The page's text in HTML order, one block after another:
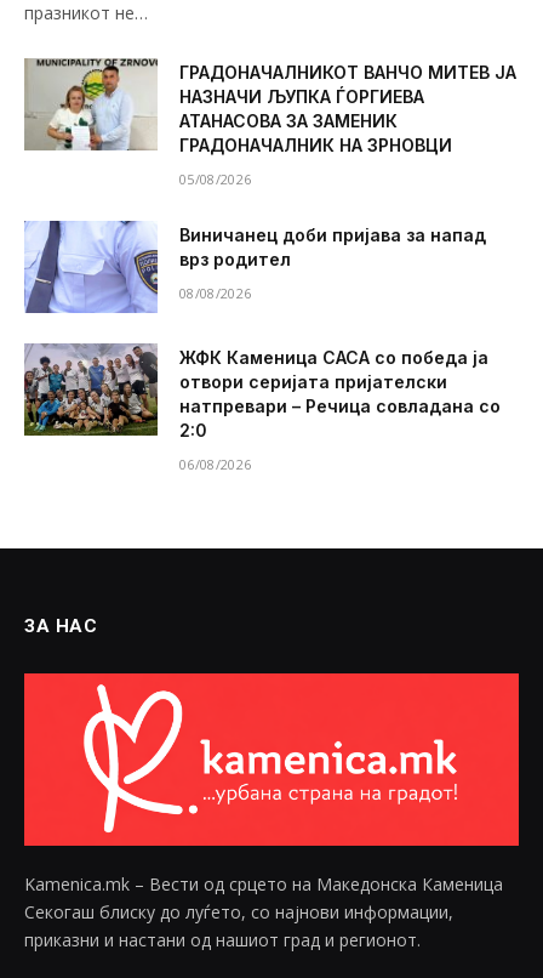
празникот не…
ГРАДОНАЧАЛНИКОТ ВАНЧО МИТЕВ ЈА
НАЗНАЧИ ЉУПКА ЃОРГИЕВА
АТАНАСОВА ЗА ЗАМЕНИК
ГРАДОНАЧАЛНИК НА ЗРНОВЦИ
05/08/2026
Виничанец доби пријава за напад
врз родител
08/08/2026
ЖФК Каменица САСА со победа ја
отвори серијата пријателски
натпревари – Речица совладана со
2:0
06/08/2026
ЗА НАС
Kamenica.mk – Вести од срцето на Македонска Каменица
Секогаш блиску до луѓето, со најнови информации,
приказни и настани од нашиот град и регионот.